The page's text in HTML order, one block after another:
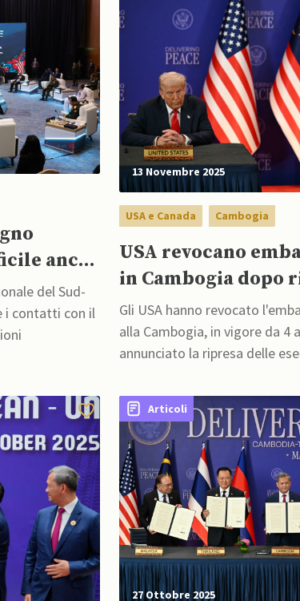
anche
del Sud-
i contatti con il
13 Novembre 2025
USA e Canada Cambogia
USA revocano
in Cambogia dopo
esercitazioni
Gli USA hanno revocato
alla Cambogia, in vigore da 4
annunciato la ripresa delle
Articoli
27 Ottobre 2025